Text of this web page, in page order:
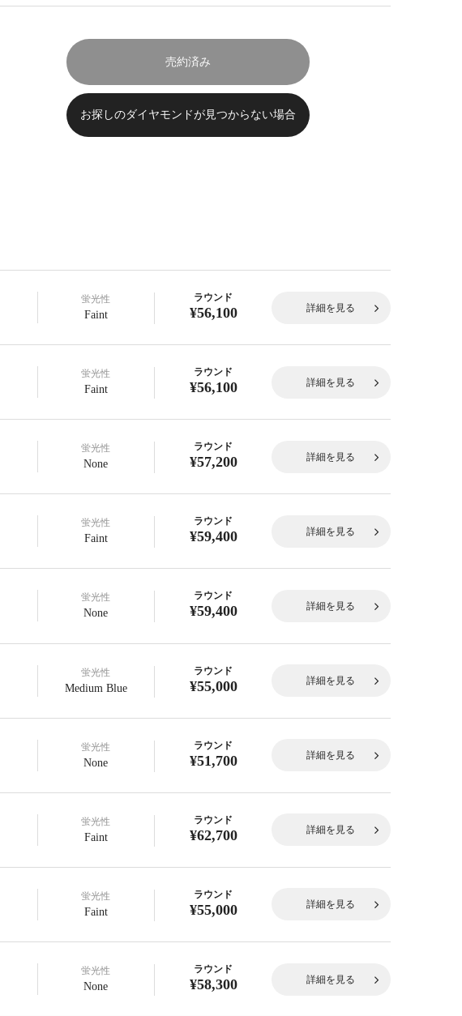
売約済み
お探しのダイヤモンドが見つからない場合
蛍光性
Faint
ラウンド
¥56,100 詳細を見る
蛍光性
Faint
ラウンド
¥56,100 詳細を見る
蛍光性
None
ラウンド
¥57,200 詳細を見る
蛍光性
Faint
ラウンド
¥59,400 詳細を見る
蛍光性
None
ラウンド
¥59,400 詳細を見る
蛍光性
Medium Blue
ラウンド
¥55,000 詳細を見る
蛍光性
None
ラウンド
¥51,700 詳細を見る
蛍光性
Faint
ラウンド
¥62,700 詳細を見る
蛍光性
Faint
ラウンド
¥55,000 詳細を見る
蛍光性
None
ラウンド
¥58,300 詳細を見る